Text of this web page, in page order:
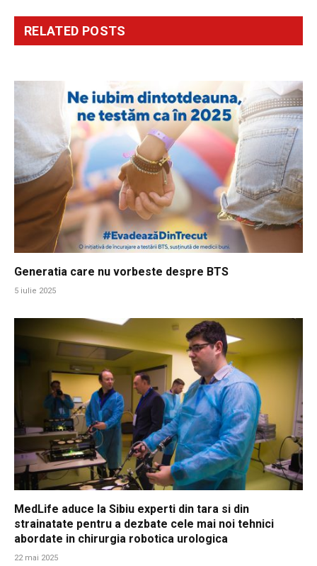
RELATED POSTS
Generatia care nu vorbeste despre BTS
5 iulie 2025
MedLife aduce la Sibiu experti din tara si din
strainatate pentru a dezbate cele mai noi tehnici
abordate in chirurgia robotica urologica
22 mai 2025